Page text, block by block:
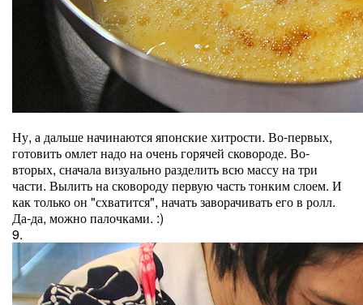
Ну, а дальше начинаются японские хитрости. Во-первых,
готовить омлет надо на очень горячей сковороде. Во-
вторых, сначала визуально разделить всю массу на три
части. Вылить на сковороду первую часть тонким слоем. И
как только он "схватится", начать заворачивать его в ролл.
Да-да, можно палочками. :)
9.